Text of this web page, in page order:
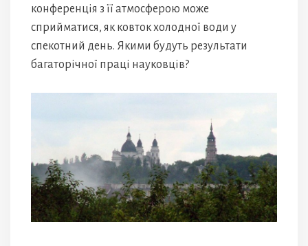
конференція з її атмосферою може
сприйматися, як ковток холодної води у
спекотний день. Якими будуть результати
багаторічної праці науковців?